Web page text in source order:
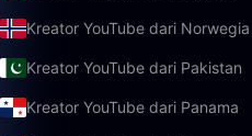
Kreator YouTube dari Norwegia
Kreator YouTube dari Pakistan
Kreator YouTube dari Panama